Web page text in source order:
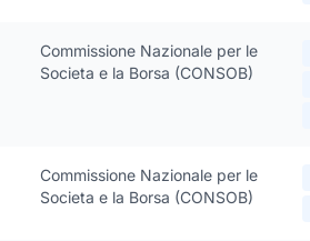
Commissione Nazionale per le
Societa e la Borsa (CONSOB)
Commissione Nazionale per le
Societa e la Borsa (CONSOB)